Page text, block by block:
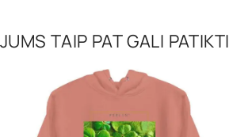
JUMS TAIP PAT GALI PATIKTI